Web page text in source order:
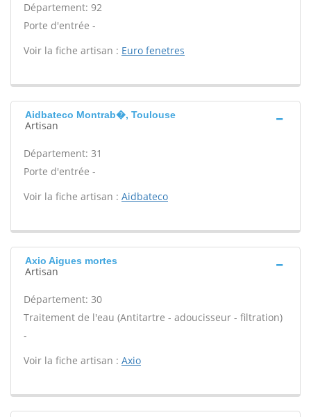
Département: 92
Porte d'entrée -
Voir la fiche artisan : Euro fenetres
Aidbateco Montrab�, Toulouse
Artisan
Département: 31
Porte d'entrée -
Voir la fiche artisan : Aidbateco
Axio Aigues mortes
Artisan
Département: 30
Traitement de l'eau (Antitartre - adoucisseur - filtration)
-
Voir la fiche artisan : Axio